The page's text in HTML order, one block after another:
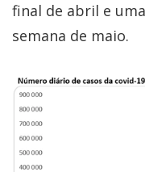
final de abril e
semana de maio.